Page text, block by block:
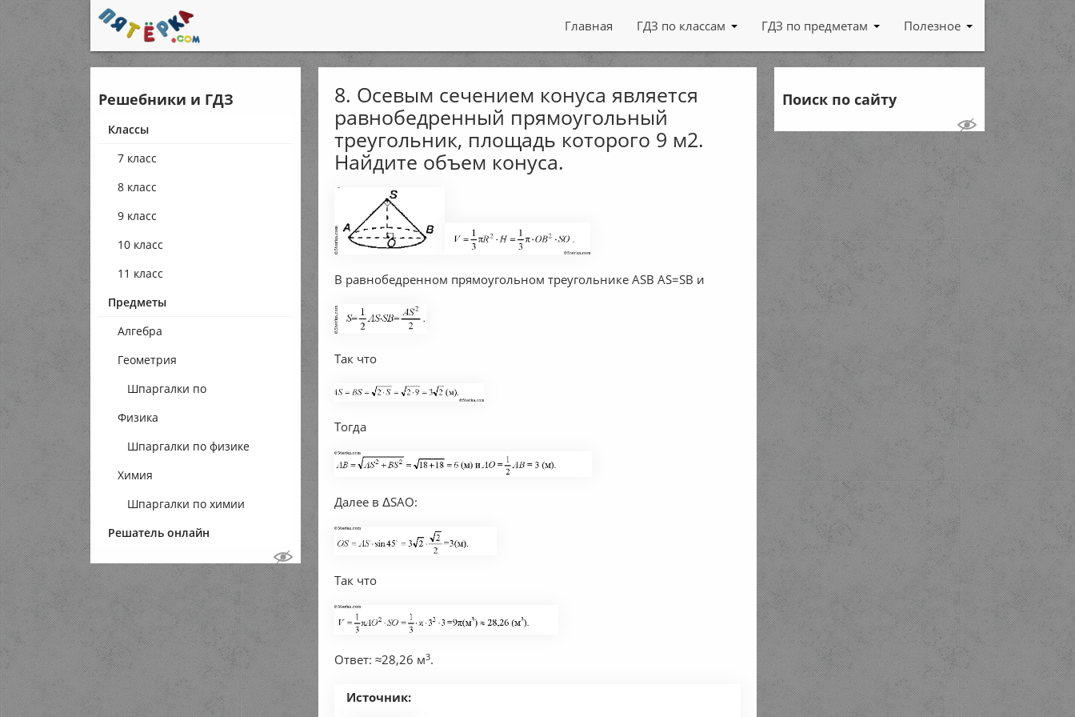
Главная ГДЗ по классам ГДЗ по предметам Полезное
Решебники и ГДЗ
Классы
7 класс
8 класс
9 класс
10 класс
11 класс
Предметы
Алгебра
Геометрия
Шпаргалки по
геометрии
Физика
Шпаргалки по физике
Химия
Шпаргалки по химии
Решатель онлайн
8. Осевым сечением конуса является
равнобедренный прямоугольный
треугольник, площадь которого 9 м2.
Найдите объем конуса.
В равнобедренном прямоугольном треугольнике ASB AS=SB и
Так что
Тогда
Далее в ΔSAO:
Так что
Ответ: ≈28,26 м3.
Источник:
Поиск по сайту